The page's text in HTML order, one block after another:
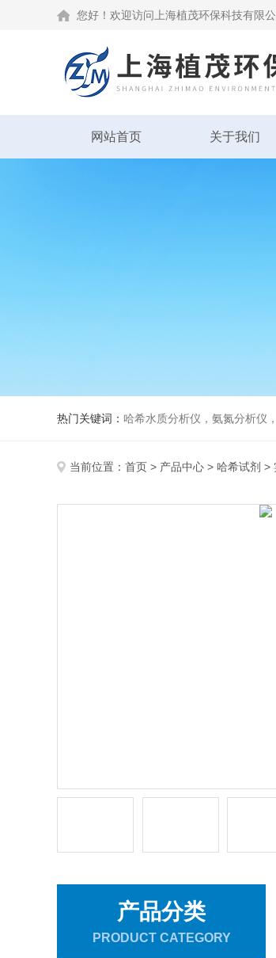
您好！欢迎访问上海植茂环保科技有限公
网站首页 关于我们
热门关键词： 哈希水质分析仪，氨氮分析仪
当前位置： 首页 > 产品中心 > 哈希试剂 >
产品分类
PRODUCT CATEGORY